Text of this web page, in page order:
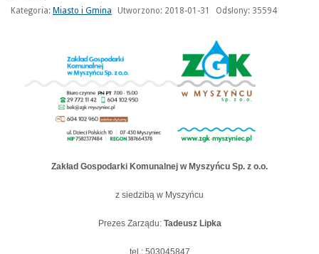
Kategoria: Miasto i Gmina Utworzono: 2018-01-31 Odsłony: 35594
Zakład Gospodarki Komunalnej w Myszyńcu Sp. z o.o.
z siedzibą w Myszyńcu
Prezes Zarządu: Tadeusz Lipka
tel.: 503045847